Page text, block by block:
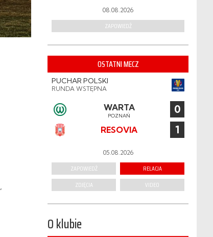
08.08.2026
ZAPOWIEDŹ
OSTATNI MECZ
PUCHAR POLSKI
RUNDA WSTĘPNA
WARTA
POZNAŃ 0
RESOVIA 1
05.08.2026
ZAPOWIEDŹ
RELACJA
ZDJĘCIA
VIDEO
O klubie